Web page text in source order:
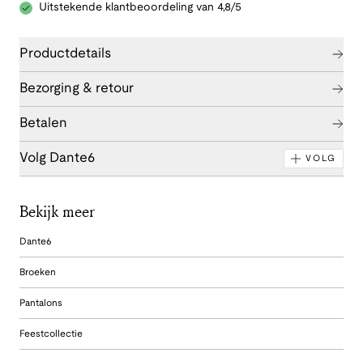
Uitstekende klantbeoordeling van 4,8/5
Productdetails
Bezorging & retour
Betalen
Volg Dante6 VOLG
Bekijk meer
Dante6
Broeken
Pantalons
Feestcollectie